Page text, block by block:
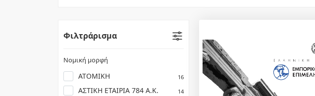
Φιλτράρισμα
Νομική μορφή
ΑΤΟΜΙΚΗ 16
ΑΣΤΙΚΗ ΕΤΑΙΡΙΑ 784 Α.Κ. 14